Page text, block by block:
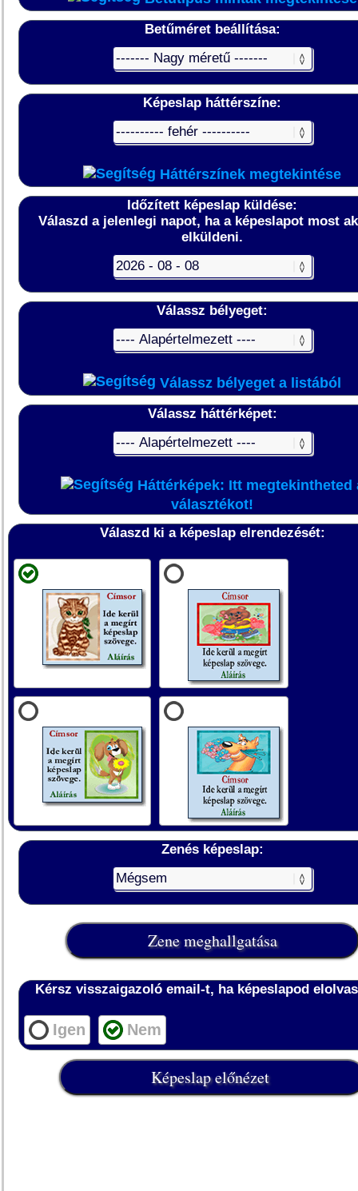
Betűméret beállítása:
Képeslap háttérszíne:
Háttérszínek megtekintése
Időzített képeslap küldése:
Válaszd a jelenlegi napot, ha a képeslapot most
elküldeni.
Válassz bélyeget:
Válassz bélyeget a listából
Válassz háttérképet:
Háttérképek: Itt megtekintheted
választékot!
Válaszd ki a képeslap elrendezését:
Zenés képeslap:
Kérsz visszaigazoló email-t, ha képeslapod
Igen Nem